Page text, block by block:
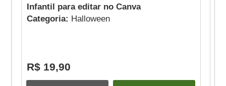
Infantil para editar no Canva
Categoria: Halloween
R$ 19,90